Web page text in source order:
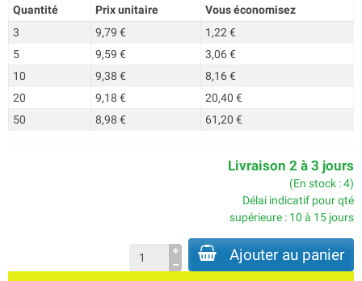
Quantité Prix unitaire
Vous économisez
3
9,79 €
1,22 €
5
9,59 €
3,06 €
10
9,38 €
8,16 €
20
9,18 €
20,40 €
50
8,98 € 61,20 €
Livraison 2 à 3 jours
(En stock : 4)
Délai indicatif pour qté
supérieure : 10 à 15 jours
Ajouter au panier